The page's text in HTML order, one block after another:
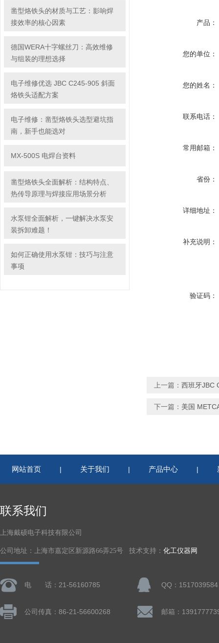
凿型烙铁头的材质与工艺：影响焊
接效率的核心因素
德国WERA十字螺丝刀：高效维修
与组装的理想选择
电子维修优选 JBC C245-905 斜面
烙铁头适配方案
电子维修：凿型烙铁头选型避坑指
南，新手也能选对
MX-500S 电焊台资料
凿型烙铁头全面解析：结构特点、
热传导原理与焊接应用场景分析
水泵钳全面解析，一键解决水泵安
装拆卸难题！
如何正确使用水泵钳：技巧与注意
事项
产品：
您的单位：
您的姓名：
联系电话：
常用邮箱：
省份：
详细地址：
补充说明：
验证码：
上一篇： 西班牙JBC
下一篇： 美国
网站首页 | 关于我们 | 产品中心 |
联系我们
上海戴硕电子科技有限公司
公司地址：上海市嘉定区新源路66弄25号 技术支持： 化工仪器网
电 话：21-56160785 QQ：1517039584
公司传真：86-21-56600268